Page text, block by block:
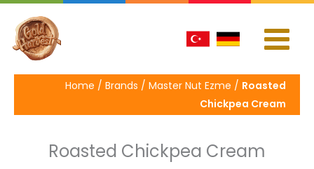
İçeriğe
atla
Home / Brands / Master Nut Ezme / Roasted
Chickpea Cream
Roasted Chickpea Cream